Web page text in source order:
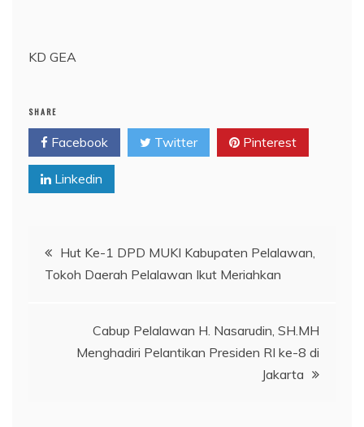
KD GEA
SHARE
Facebook Twitter Pinterest
Linkedin
Navigasi
pos
Hut Ke-1 DPD MUKI Kabupaten Pelalawan,
Tokoh Daerah Pelalawan Ikut Meriahkan
Cabup Pelalawan H. Nasarudin, SH.MH
Menghadiri Pelantikan Presiden RI ke-8 di
Jakarta